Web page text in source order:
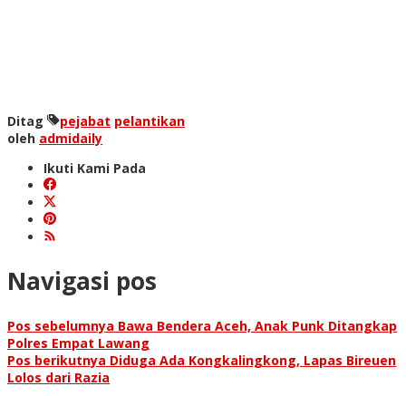
Ditag pejabat pelantikan
oleh admidaily
Ikuti Kami Pada
Navigasi pos
Pos sebelumnya Bawa Bendera Aceh, Anak Punk Ditangkap
Polres Empat Lawang
Pos berikutnya Diduga Ada Kongkalingkong, Lapas Bireuen
Lolos dari Razia